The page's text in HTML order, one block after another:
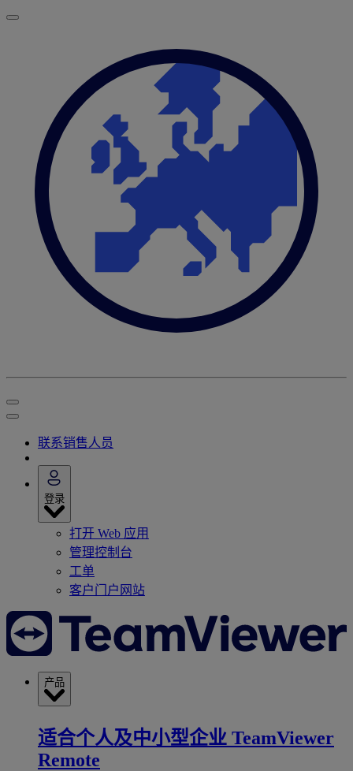
联系销售人员
登录
打开 Web 应用
管理控制台
工单
客户门户网站
产品
适合个人及中小型企业 TeamViewer
Remote